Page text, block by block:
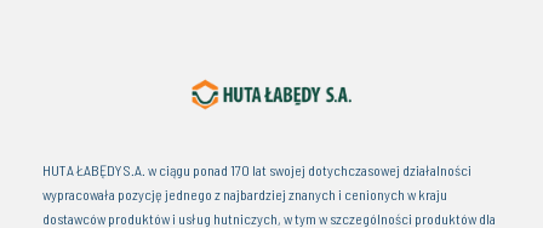
HUTA ŁABĘDY S.A. w ciągu ponad 170 lat swojej dotychczasowej działalności
wypracowała pozycję jednego z najbardziej znanych i cenionych w kraju
dostawców produktów i usług hutniczych, w tym w szczególności produktów dla